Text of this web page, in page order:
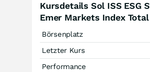
Kursdetails Sol ISS ESG
Emer Markets Index
Börsenplatz
Letzter Kurs
Performance